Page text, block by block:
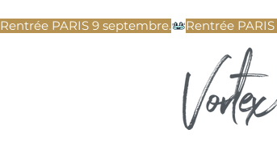
Rentrée PARIS 9 septembre.